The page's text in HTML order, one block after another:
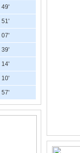
49'
51'
07'
39'
14'
10'
57'